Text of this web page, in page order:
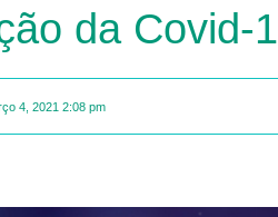
da Covid-
4, 2021 2:08 pm